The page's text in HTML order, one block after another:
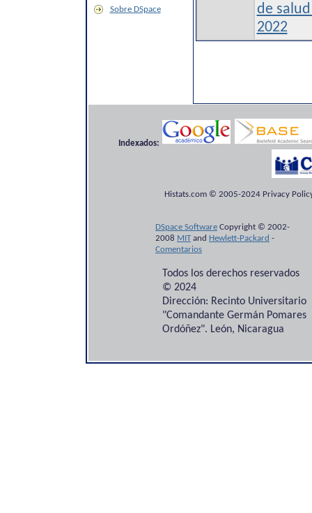
Sobre DSpace
de
2022
Indexados:
Histats.com © 2005-2024 Privacy
DSpace Software Copyright © 2002-
2008 MITand Hewlett-Packard -
Comentarios
Todos los derechos reservados
© 2024
Dirección: Recinto Universitario
"Comandante Germán Pomares
Ordóñez". León, Nicaragua